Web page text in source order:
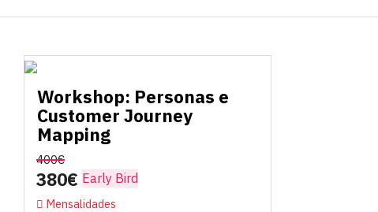
Workshop: Personas e
Customer Journey
Mapping
400€
380€ Early Bird
Mensalidades